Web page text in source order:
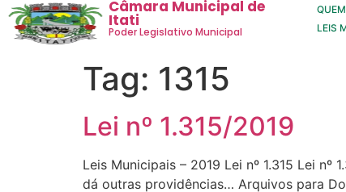
Câmara Municipal de
Itati
Poder Legislativo Municipal
LEIS
Tag: 1315
Lei nº 1.315/2019
Leis Municipais – 2019 Lei nº 1.315 Lei
dá outras providências… Arquivos para